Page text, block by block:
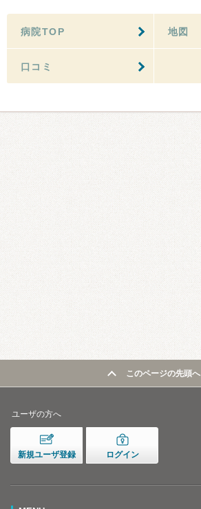
病院TOP 地図
口コミ
このページの先頭へ
ユーザの方へ
新規ユーザ登録 ログイン